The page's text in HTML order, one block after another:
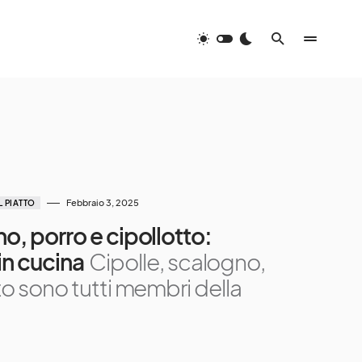
PIATTO Febbraio 3, 2025
porro e cipollotto:
cucina Cipolle, scalogno,
sono tutti membri della